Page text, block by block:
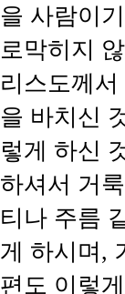
을 사람이기
로막히지
리스도께서
을 바치신
렇게 하신
하셔서 거
티나 주름
게 하시며,
편도 이렇게